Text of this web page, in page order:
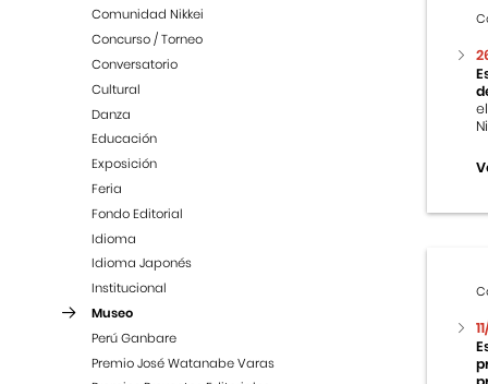
Comunidad Nikkei
Concurso / Torneo
Conversatorio
Cultural
Danza
Educación
Exposición
Feria
Fondo Editorial
Idioma
Idioma Japonés
Institucional
Museo
Perú Ganbare
Premio José Watanabe Varas